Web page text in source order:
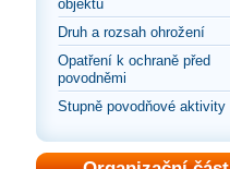
objektů
Druh a rozsah ohrožení
Opatření k ochraně před
povodněmi
Stupně povodňové aktivity